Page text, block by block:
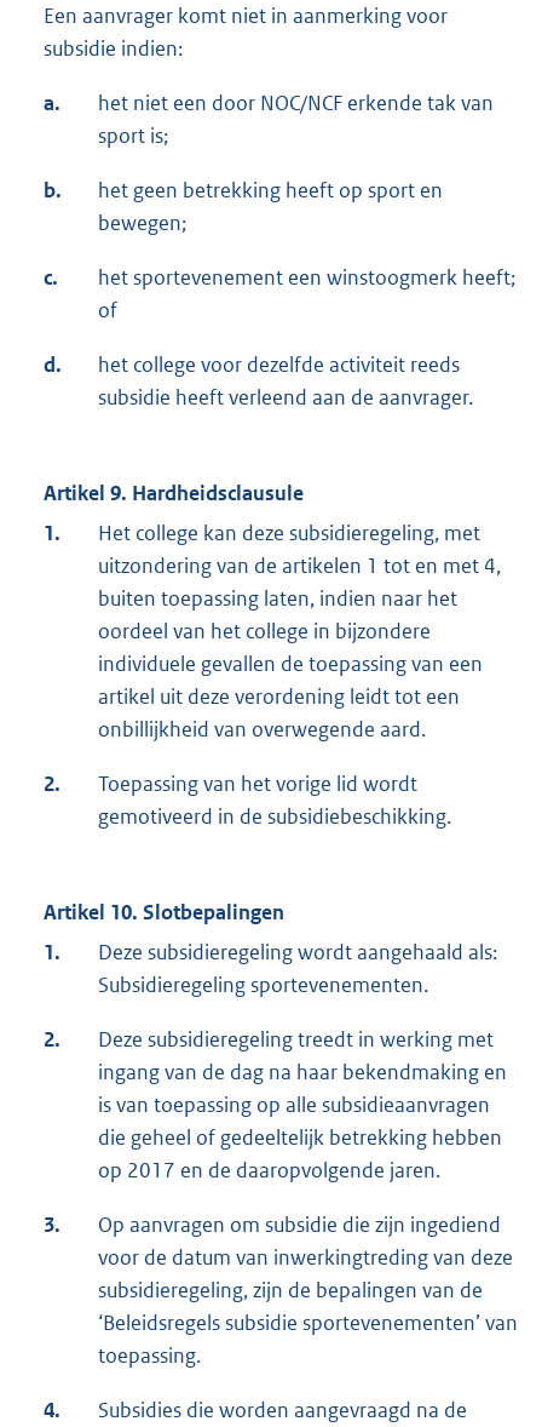
Een aanvrager komt niet in aanmerking voor
subsidie indien:
a.
het niet een door NOC/NCF erkende tak van
sport is;
b.
het geen betrekking heeft op sport en
bewegen;
c.
het sportevenement een winstoogmerk heeft;
of
d.
het college voor dezelfde activiteit reeds
subsidie heeft verleend aan de aanvrager.
Artikel 9. Hardheidsclausule
1.
Het college kan deze subsidieregeling, met
uitzondering van de artikelen 1 tot en met 4,
buiten toepassing laten, indien naar het
oordeel van het college in bijzondere
individuele gevallen de toepassing van een
artikel uit deze verordening leidt tot een
onbillijkheid van overwegende aard.
2.
Toepassing van het vorige lid wordt
gemotiveerd in de subsidiebeschikking.
Artikel 10. Slotbepalingen
1.
Deze subsidieregeling wordt aangehaald als:
Subsidieregeling sportevenementen.
2.
Deze subsidieregeling treedt in werking met
ingang van de dag na haar bekendmaking en
is van toepassing op alle subsidieaanvragen
die geheel of gedeeltelijk betrekking hebben
op 2017 en de daaropvolgende jaren.
3.
Op aanvragen om subsidie die zijn ingediend
voor de datum van inwerkingtreding van deze
subsidieregeling, zijn de bepalingen van de
‘Beleidsregels subsidie sportevenementen’ van
toepassing.
4.
Subsidies die worden aangevraagd na de